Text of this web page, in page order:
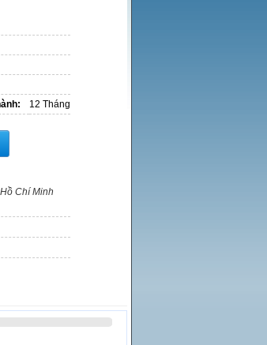
12 Tháng
Chí Minh